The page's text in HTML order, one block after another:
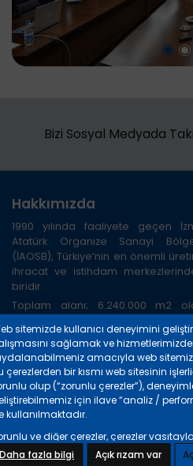
Bizi Sosyal Medyada
Hakkımızda
1990 yılında faaliyete geçen
Atatürk Organize Sanayi
(İAOSB), Türkiye’nin en önemli
ihracat ve istihdam
biridir.
Toplam alanı; 6.240.000 m2
Limanına 20 km, Havalimanına 45
TIR gümrüğüne 8 km.
Bölgenin çevre yolu ile
otogar, liman ve şehir
bağlantısı mevcuttur.
Copyright © 2024 İAOSB. Tüm
sitemizde kullanıcı deneyimini
sağlamak ve
amacıyla web
çerezlerden bir kısmı web sitesinin
olup (“zorunlu çerezler”),
için ilave “analiz /
kullanılmaktadır.
ve diğer çerezler, çerezler
kişisel verilerin işlenmesi hakkında
Daha fazla bilgi Açık rızam var